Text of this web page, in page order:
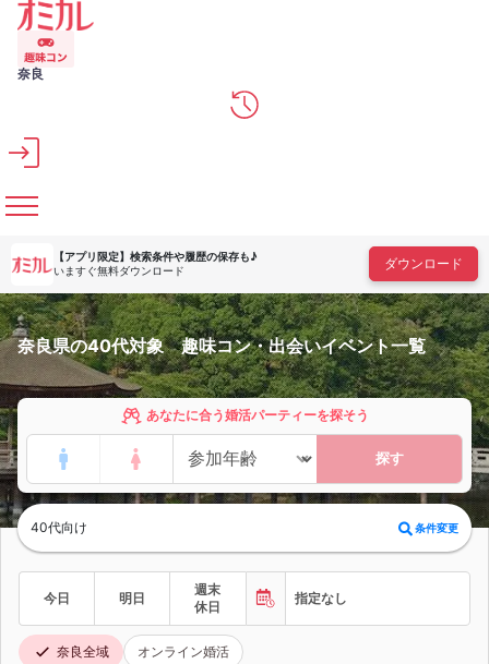
メインコンテンツへスキップ
奈良
【アプリ限定】 検索条件や履歴の保存も♪
いますぐ無料ダウンロード
ダウンロード
奈良県の40代対象 趣味コン・出会いイベント一覧
あなたに合う婚活パーティーを探そう
探す
40代向け 条件変更
今日 明日
週末
休日
指定なし
奈良全域 オンライン婚活